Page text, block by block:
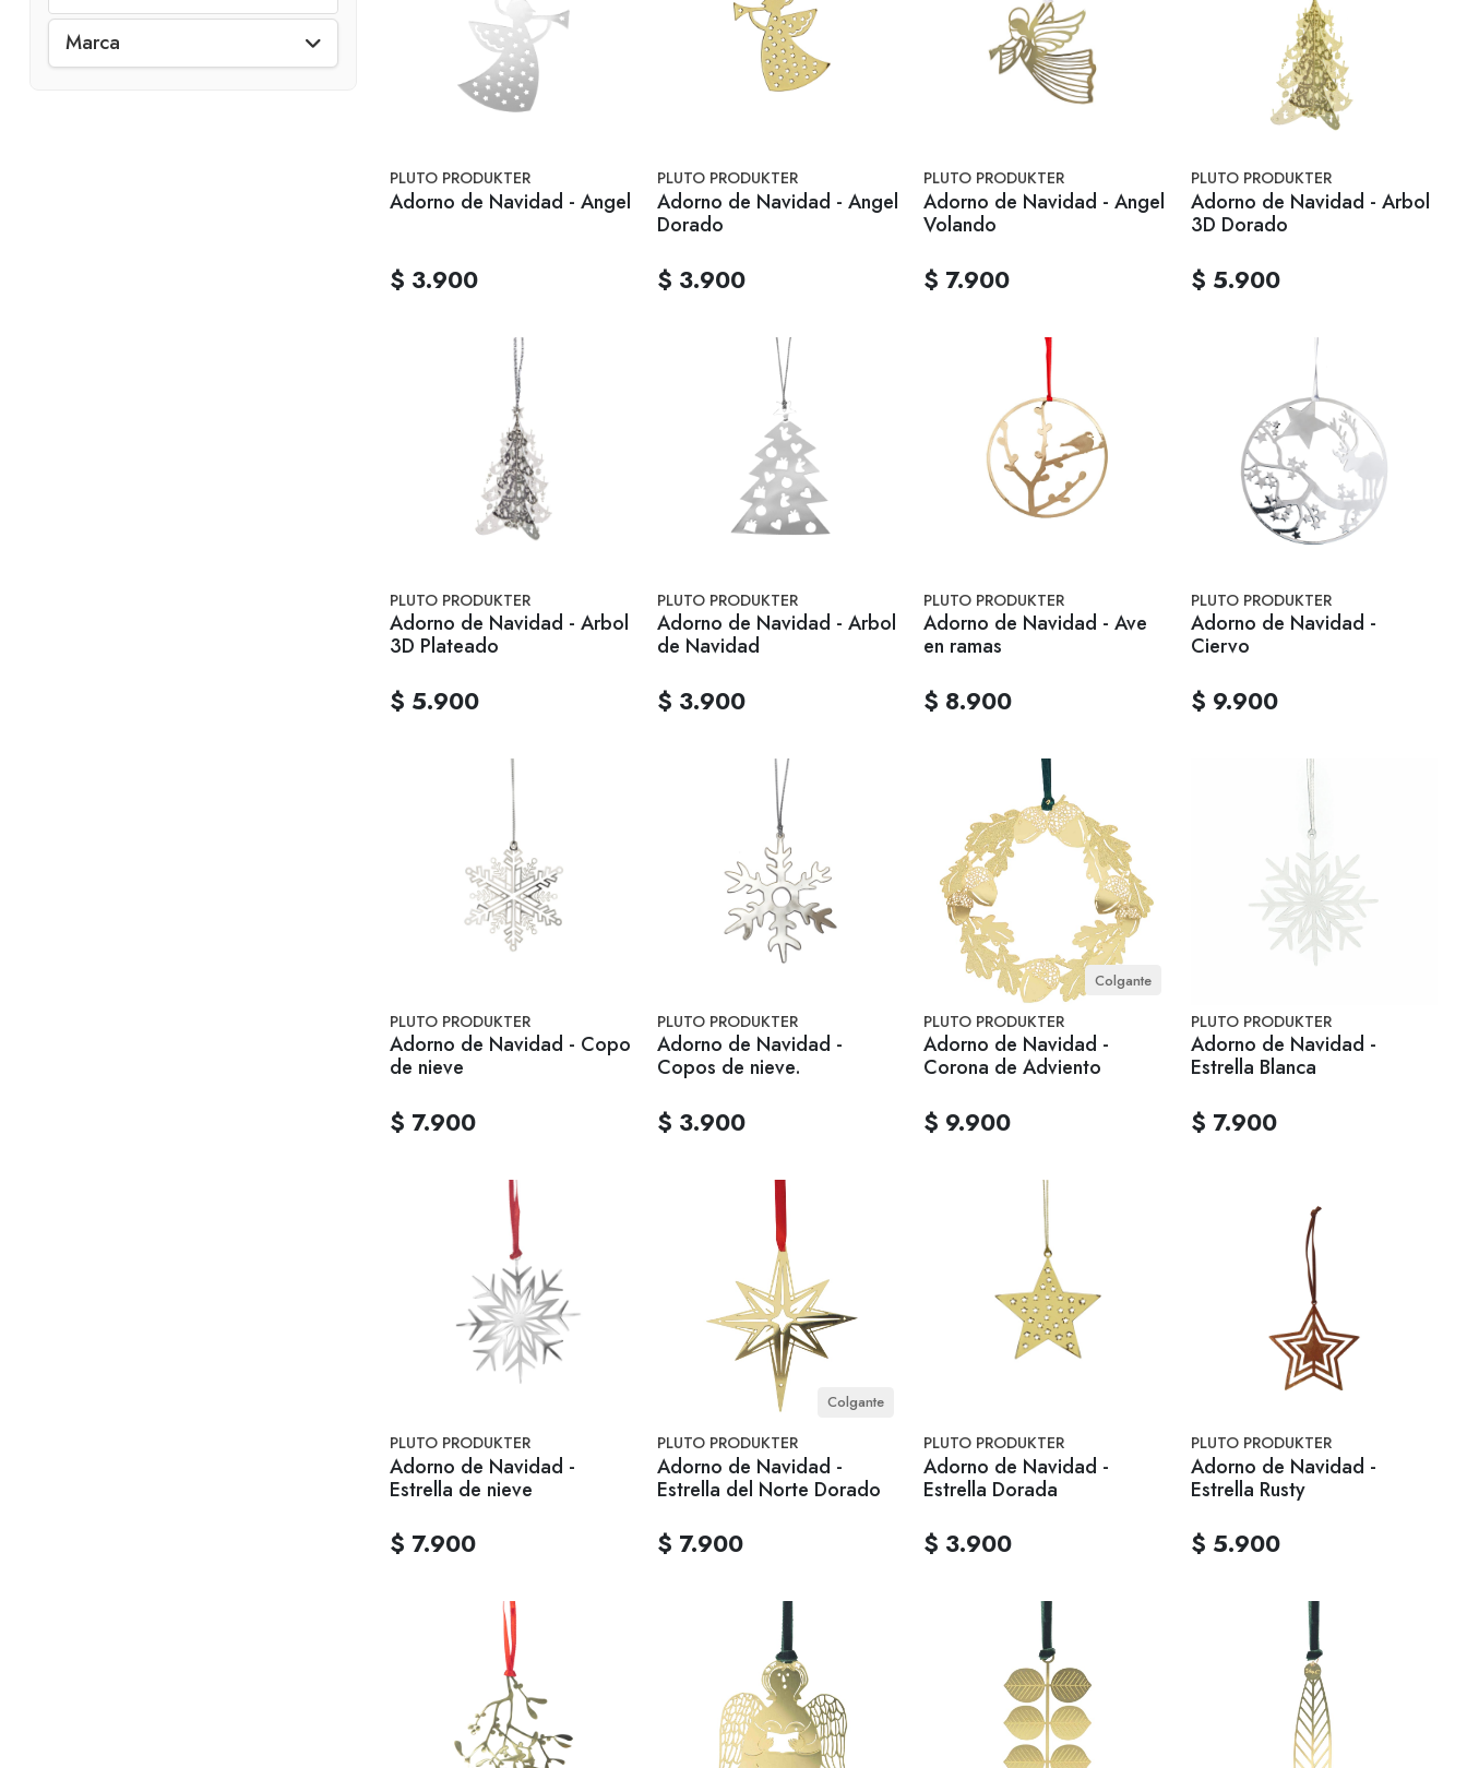
Marca
PLUTO PRODUKTER
Adorno de Navidad - Angel
$ 3.900
PLUTO PRODUKTER
Adorno de Navidad - Angel
Dorado
$ 3.900
PLUTO PRODUKTER
Adorno de Navidad - Angel
Volando
$ 7.900
PLUTO PRODUKTER
Adorno de Navidad - Arbol
3D Dorado
$ 5.900
PLUTO PRODUKTER
Adorno de Navidad - Arbol
3D Plateado
$ 5.900
PLUTO PRODUKTER
Adorno de Navidad - Arbol
de Navidad
$ 3.900
PLUTO PRODUKTER
Adorno de Navidad - Ave
en ramas
$ 8.900
PLUTO PRODUKTER
Adorno de Navidad -
Ciervo
$ 9.900
PLUTO PRODUKTER
Adorno de Navidad - Copo
de nieve
$ 7.900
PLUTO PRODUKTER
Adorno de Navidad -
Copos de nieve.
$ 3.900
Colgante
PLUTO PRODUKTER
Adorno de Navidad -
Corona de Adviento
$ 9.900
PLUTO PRODUKTER
Adorno de Navidad -
Estrella Blanca
$ 7.900
PLUTO PRODUKTER
Adorno de Navidad -
Estrella de nieve
$ 7.900
Colgante
PLUTO PRODUKTER
Adorno de Navidad -
Estrella del Norte Dorado
$ 7.900
PLUTO PRODUKTER
Adorno de Navidad -
Estrella Dorada
$ 3.900
PLUTO PRODUKTER
Adorno de Navidad -
Estrella Rusty
$ 5.900